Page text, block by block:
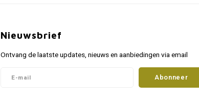
Nieuwsbrief
Ontvang de laatste updates, nieuws en aanbiedingen via email
Abonneer